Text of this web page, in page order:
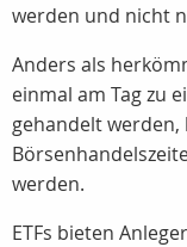
werden und nicht
Anders als
einmal am Tag zu
gehandelt werden,
werden.
ETFs bieten